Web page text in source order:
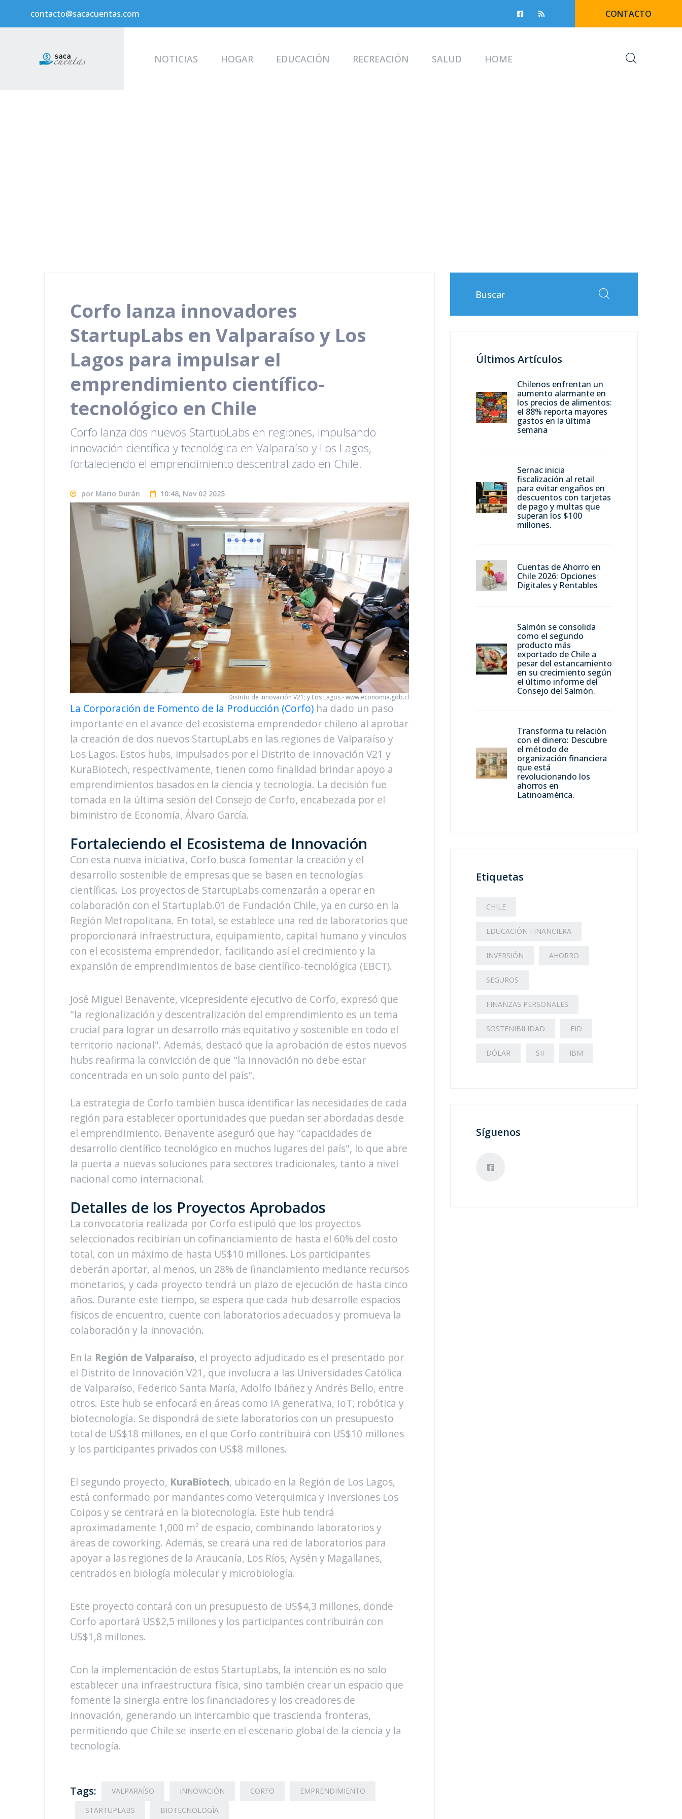
contacto@sacacuentas.com CONTACTO
NOTICIAS HOGAR EDUCACIÓN RECREACIÓN SALUD HOME
Corfo lanza innovadores
StartupLabs en Valparaíso y Los
Lagos para impulsar el
emprendimiento científico-
tecnológico en Chile
Corfo lanza dos nuevos StartupLabs en regiones, impulsando
innovación científica y tecnológica en Valparaíso y Los Lagos,
fortaleciendo el emprendimiento descentralizado en Chile.
por Mario Durán 10:48, Nov 02 2025
Distrito de Innovación V21; y Los Lagos - www.economia.gob.cl
La Corporación de Fomento de la Producción (Corfo) ha dado un paso
importante en el avance del ecosistema emprendedor chileno al aprobar
la creación de dos nuevos StartupLabs en las regiones de Valparaíso y
Los Lagos. Estos hubs, impulsados por el Distrito de Innovación V21 y
KuraBiotech, respectivamente, tienen como finalidad brindar apoyo a
emprendimientos basados en la ciencia y tecnología. La decisión fue
tomada en la última sesión del Consejo de Corfo, encabezada por el
biministro de Economía, Álvaro García.
Fortaleciendo el Ecosistema de Innovación
Con esta nueva iniciativa, Corfo busca fomentar la creación y el
desarrollo sostenible de empresas que se basen en tecnologías
científicas. Los proyectos de StartupLabs comenzarán a operar en
colaboración con el Startuplab.01 de Fundación Chile, ya en curso en la
Región Metropolitana. En total, se establece una red de laboratorios que
proporcionará infraestructura, equipamiento, capital humano y vínculos
con el ecosistema emprendedor, facilitando así el crecimiento y la
expansión de emprendimientos de base científico-tecnológica (EBCT).
José Miguel Benavente, vicepresidente ejecutivo de Corfo, expresó que
"la regionalización y descentralización del emprendimiento es un tema
crucial para lograr un desarrollo más equitativo y sostenible en todo el
territorio nacional". Además, destacó que la aprobación de estos nuevos
hubs reafirma la convicción de que "la innovación no debe estar
concentrada en un solo punto del país".
La estrategia de Corfo también busca identificar las necesidades de cada
región para establecer oportunidades que puedan ser abordadas desde
el emprendimiento. Benavente aseguró que hay "capacidades de
desarrollo científico tecnológico en muchos lugares del país", lo que abre
la puerta a nuevas soluciones para sectores tradicionales, tanto a nivel
nacional como internacional.
Detalles de los Proyectos Aprobados
La convocatoria realizada por Corfo estipuló que los proyectos
seleccionados recibirían un cofinanciamiento de hasta el 60% del costo
total, con un máximo de hasta US$10 millones. Los participantes
deberán aportar, al menos, un 28% de financiamiento mediante recursos
monetarios, y cada proyecto tendrá un plazo de ejecución de hasta cinco
años. Durante este tiempo, se espera que cada hub desarrolle espacios
físicos de encuentro, cuente con laboratorios adecuados y promueva la
colaboración y la innovación.
En la Región de Valparaíso, el proyecto adjudicado es el presentado por
el Distrito de Innovación V21, que involucra a las Universidades Católica
de Valparaíso, Federico Santa María, Adolfo Ibáñez y Andrés Bello, entre
otros. Este hub se enfocará en áreas como IA generativa, IoT, robótica y
biotecnología. Se dispondrá de siete laboratorios con un presupuesto
total de US$18 millones, en el que Corfo contribuirá con US$10 millones
y los participantes privados con US$8 millones.
El segundo proyecto, KuraBiotech, ubicado en la Región de Los Lagos,
está conformado por mandantes como Veterquimica y Inversiones Los
Coipos y se centrará en la biotecnología. Este hub tendrá
aproximadamente 1,000 m² de espacio, combinando laboratorios y
áreas de coworking. Además, se creará una red de laboratorios para
apoyar a las regiones de la Araucanía, Los Ríos, Aysén y Magallanes,
centrados en biología molecular y microbiología.
Este proyecto contará con un presupuesto de US$4,3 millones, donde
Corfo aportará US$2,5 millones y los participantes contribuirán con
US$1,8 millones.
Con la implementación de estos StartupLabs, la intención es no solo
establecer una infraestructura física, sino también crear un espacio que
fomente la sinergia entre los financiadores y los creadores de
innovación, generando un intercambio que trascienda fronteras,
permitiendo que Chile se inserte en el escenario global de la ciencia y la
tecnología.
Tags: VALPARAÍSO INNOVACIÓN CORFO
EMPRENDIMIENTO
STARTUPLABS
BIOTECNOLOGÍA
Últimos Artículos
Chilenos enfrentan un
aumento alarmante en
los precios de alimentos:
el 88% reporta mayores
gastos en la última
semana
Sernac inicia
fiscalización al retail
para evitar engaños en
descuentos con tarjetas
de pago y multas que
superan los $100
millones.
Cuentas de Ahorro en
Chile 2026: Opciones
Digitales y Rentables
Salmón se consolida
como el segundo
producto más
exportado de Chile a
pesar del estancamiento
en su crecimiento según
el último informe del
Consejo del Salmón.
Transforma tu relación
con el dinero: Descubre
el método de
organización financiera
que está
revolucionando los
ahorros en
Latinoamérica.
Etiquetas
CHILE
EDUCACIÓN FINANCIERA
INVERSIÓN AHORRO
SEGUROS
FINANZAS PERSONALES
SOSTENIBILIDAD FID
DÓLAR SII IBM
Síguenos